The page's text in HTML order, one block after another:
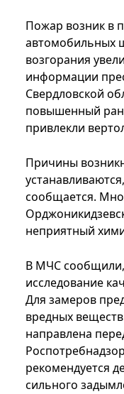
Пожар возник в
автомобильных
возгорания
информации
Свердловской
повышенный
привлекли
Причины
сообщается.
неприятный
В МЧС сообщили,
исследование
Для замеров
вредных
направлена
рекомендуется
сильного